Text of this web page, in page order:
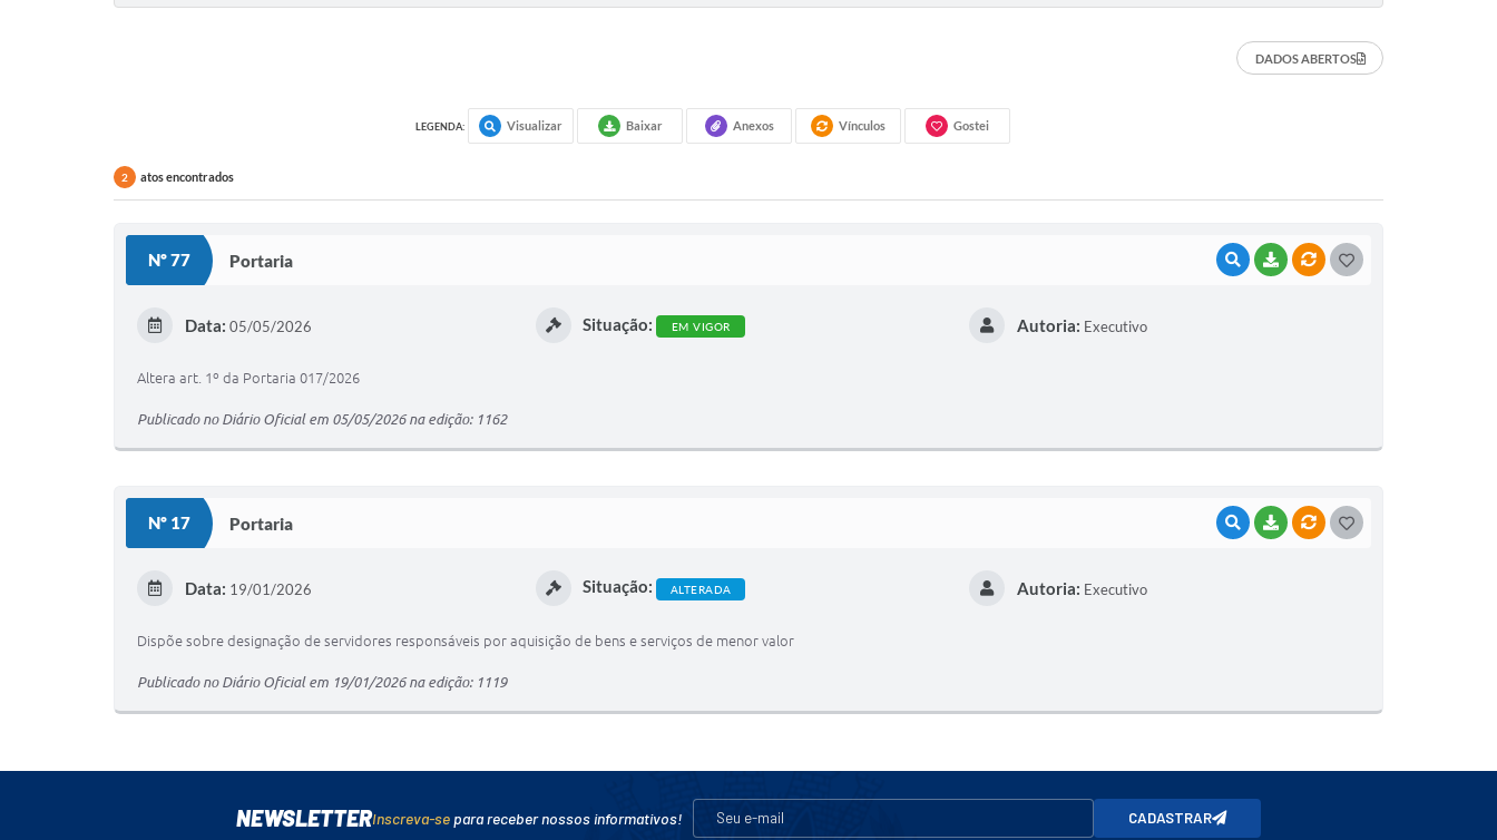
DADOS ABERTOS
LEGENDA: Visualizar Baixar Anexos Vínculos Gostei
2 atos encontrados
Nº 77 Portaria VISUALIZAR
BAIXARVÍNCULOS
Data: 05/05/2026 Situação: EM VIGOR Autoria: Executivo
Altera art. 1º da Portaria 017/2026
Publicado no Diário Oficial em 05/05/2026 na edição: 1162
Nº 17 Portaria VISUALIZAR
BAIXARVÍNCULOS
Data: 19/01/2026 Situação: ALTERADA Autoria: Executivo
Dispõe sobre designação de servidores responsáveis por aquisição de bens e serviços de menor valor
Publicado no Diário Oficial em 19/01/2026 na edição: 1119
NEWSLETTERInscreva-se para receber nossos informativos! CADASTRAR